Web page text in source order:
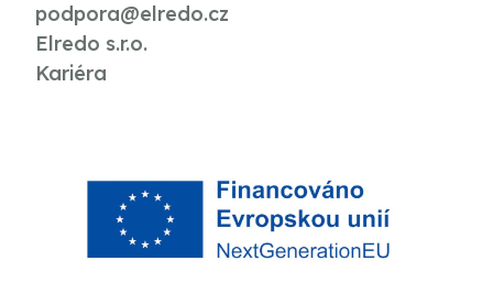
podpora@elredo.cz
Elredo s.r.o.
Kariéra